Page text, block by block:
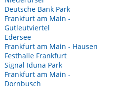
Deutsche Bank Park
Frankfurt am Main -
Gutleutviertel
Edersee
Frankfurt am Main - Hausen
Festhalle Frankfurt
Signal Iduna Park
Frankfurt am Main -
Dornbusch